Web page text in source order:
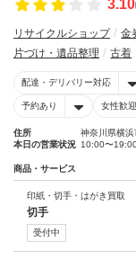
3.10
リサイクルショップ
金
片づけ・遺品整理
古着
配達・デリバリー対応
予約あり 女性歓迎
住所
神奈川県横
本日の営業状況 10:00〜
商品・サービス
印紙・切手・はがき買取
切手
受付中